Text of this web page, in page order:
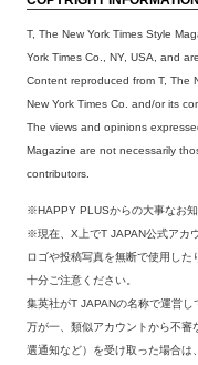
T, The New York Times Style
York Times Co., NY, USA, and
Content reproduced from T, The
New York Times Co. and/or its
The views and opinions
Magazine are not necessarily
contributors.
※HAPPY PLUSからの大事なお
※現在、X上でT JAPAN公式アカ
ロゴや投稿写真を無断で使用し
十分ご注意ください。
集英社がT JAPANの名称で運営
万が一、類似アカウントから不審
選通知など）を受け取った場合は